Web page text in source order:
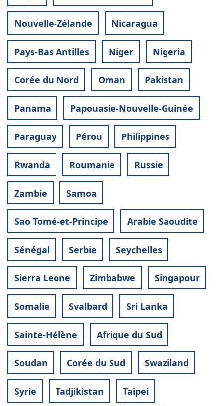
Nouvelle-Zélande Nicaragua
Pays-Bas Antilles Niger Nigeria
Corée du Nord Oman Pakistan
Panama Papouasie-Nouvelle-Guinée
Paraguay Pérou Philippines
Rwanda Roumanie Russie
Zambie Samoa
Sao Tomé-et-Principe Arabie Saoudite
Sénégal Serbie Seychelles
Sierra Leone Zimbabwe Singapour
Somalie Svalbard Sri Lanka
Sainte-Hélène Afrique du Sud
Soudan Corée du Sud Swaziland
Syrie Tadjikistan Taipei